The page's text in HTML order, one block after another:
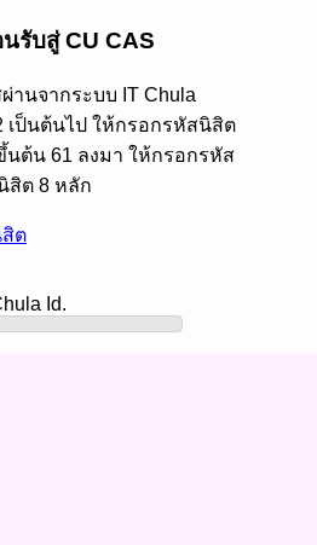
รับสู่ CU CAS
านจากระบบ IT Chula
ป็นต้นไป ให้กรอกรหัสนิสิต
ต้น 61 ลงมา ให้กรอกรหัส
สิต 8 หลัก
ต
Id.